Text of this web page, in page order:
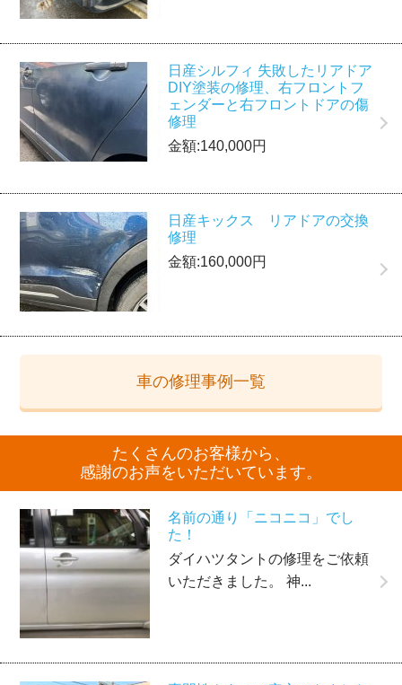
日産シルフィ 失敗したリアドア
DIY塗装の修理、右フロントフ
ェンダーと右フロントドアの傷
修理
金額:140,000円
日産キックス リアドアの交換
修理
金額:160,000円
車の修理事例一覧
たくさんのお客様から、
感謝のお声をいただいています。
名前の通り「ニコニコ」でし
た！
ダイハツタントの修理をご依頼
いただきました。 神...